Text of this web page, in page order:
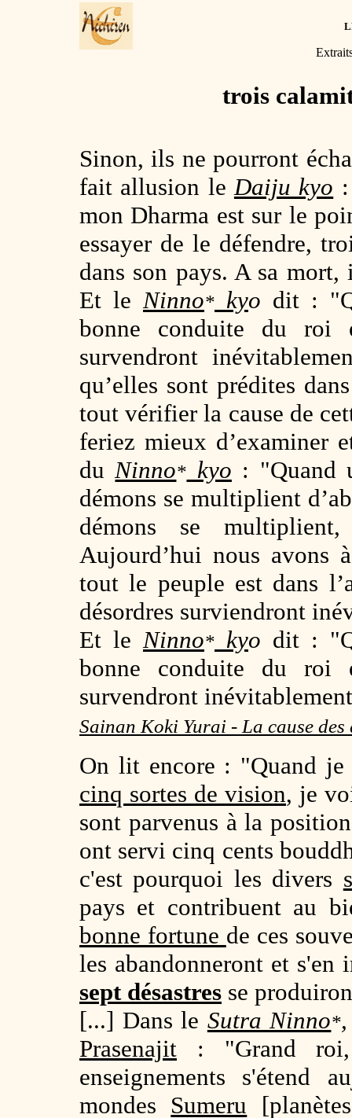
trois
Sinon, ils ne pourront
fait allusion leDaiju kyo
mon Dharma est sur le
essayer de le défendre,
dans son pays. A sa
Et leNinno* kyo dit :
bonne conduite du
survendront
qu’elles sont prédites
tout vérifier la cause de
feriez mieux d’examiner
duNinno* kyo : "Quand
démons se multiplient
démons se
Aujourd’hui nous avons
tout le peuple est dans
désordres surviendront
Et leNinno* kyo dit :
bonne conduite du
survendront
Sainan Koki Yurai - La cause des
On lit encore : "Quand
cinq sortes de vision, je
sont parvenus à la
ont servi cinq cents
c'est pourquoi les divers
pays et contribuent au
bonne fortune de ces
les abandonneront et s'en
sept désastres se
[...] Dans le Sutra Ninno*,
Prasenajit : "Grand
enseignements s'étend
mondes Sumeru